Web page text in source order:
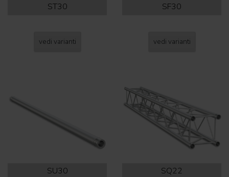
ST30
vedi varianti
SF30
vedi varianti
SU30 SQ22